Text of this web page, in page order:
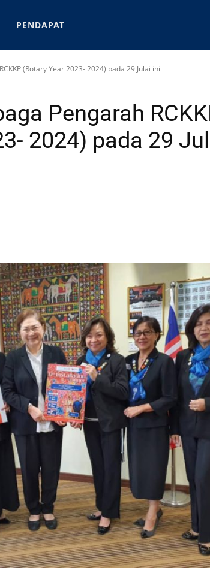
PENDAPAT
(Rotary Year 2023- 2024) pada 29 Julai ini
Pengarah
2024) pada 29